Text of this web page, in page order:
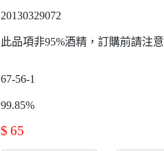
20130329072
此品項非95%酒精，訂購前請注意
67-56-1
99.85%
$ 65